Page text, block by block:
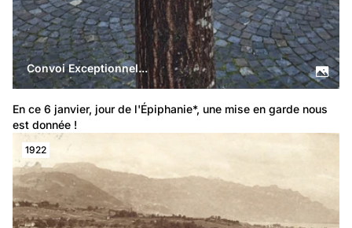
Convoi Exceptionnel...
En ce 6 janvier, jour de l'Épiphanie*, une mise en garde nous
est donnée !
1922